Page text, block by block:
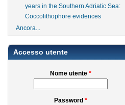
years in the Southern Adriatic Sea:
Coccolithophore evidences
Ancora...
Accesso utente
Nome utente *
Password *